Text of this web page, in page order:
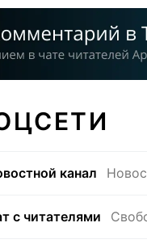
канал
с читателями